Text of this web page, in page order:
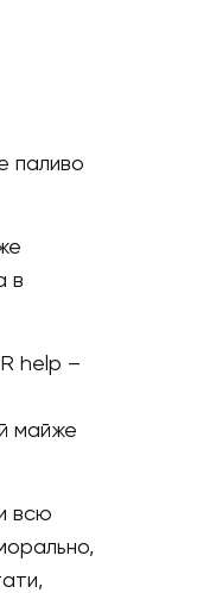
паливо
в
help –
майже
всю